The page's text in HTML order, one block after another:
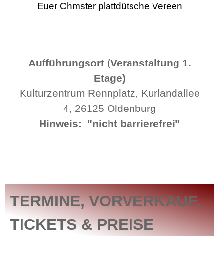
Euer Ohmster plattdütsche Vereen
Aufführungsort (Veranstaltung 1.
Etage)
Kulturzentrum Rennplatz, Kurlandallee
4, 26125 Oldenburg
Hinweis: "nicht barrierefrei"
TERMINE, VORVERKAUF,
TICKETS & PREISE